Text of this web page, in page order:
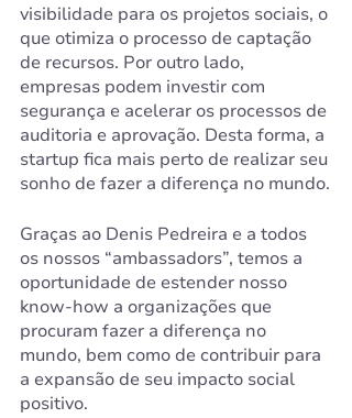
visibilidade para os projetos sociais, o
que otimiza o processo de captação
de recursos. Por outro lado,
empresas podem investir com
segurança e acelerar os processos de
auditoria e aprovação. Desta forma, a
startup fica mais perto de realizar seu
sonho de fazer a diferença no mundo.
Graças ao Denis Pedreira e a todos
os nossos “ambassadors”, temos a
oportunidade de estender nosso
know-how a organizações que
procuram fazer a diferença no
mundo, bem como de contribuir para
a expansão de seu impacto social
positivo.